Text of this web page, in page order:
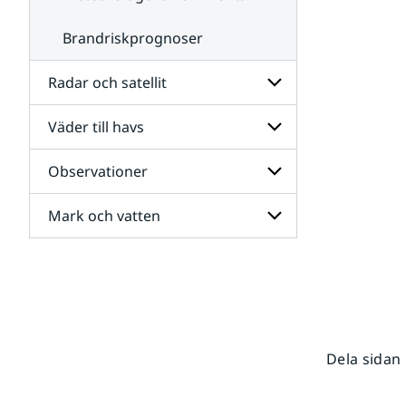
Brandriskprognoser
Radar och satellit
Undersidor
för
Radar
och
satellit
Väder till havs
Undersidor
för
Väder
till
havs
Observationer
Undersidor
för
Mark och vatten
Dela sidan